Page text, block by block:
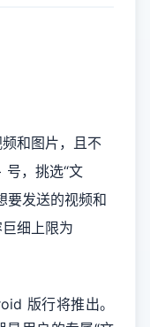
和图片，且不
号，挑选“文
要发送的视频和
细上限为
版行将推出。